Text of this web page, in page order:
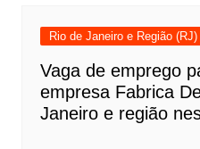
Rio de Janeiro e Região (RJ)
Vaga de emprego
empresa Fabrica
Janeiro e região